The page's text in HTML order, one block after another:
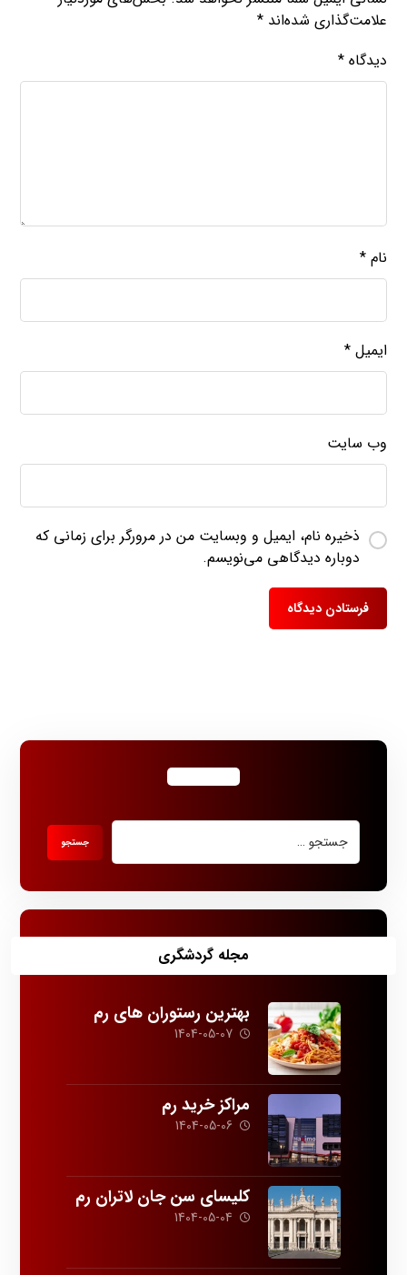
علامت‌گذاری شده‌اند*
دیدگاه*
نام*
ایمیل*
وب‌ سایت
ذخیره نام، ایمیل و وبسایت من در مرورگر برای زمانی که
دوباره دیدگاهی می‌نویسم.
مجله گردشگری
بهترین رستوران های رم
1404-05-07
مراکز خرید رم
1404-05-06
کلیسای سن جان لاتران رم
1404-05-04